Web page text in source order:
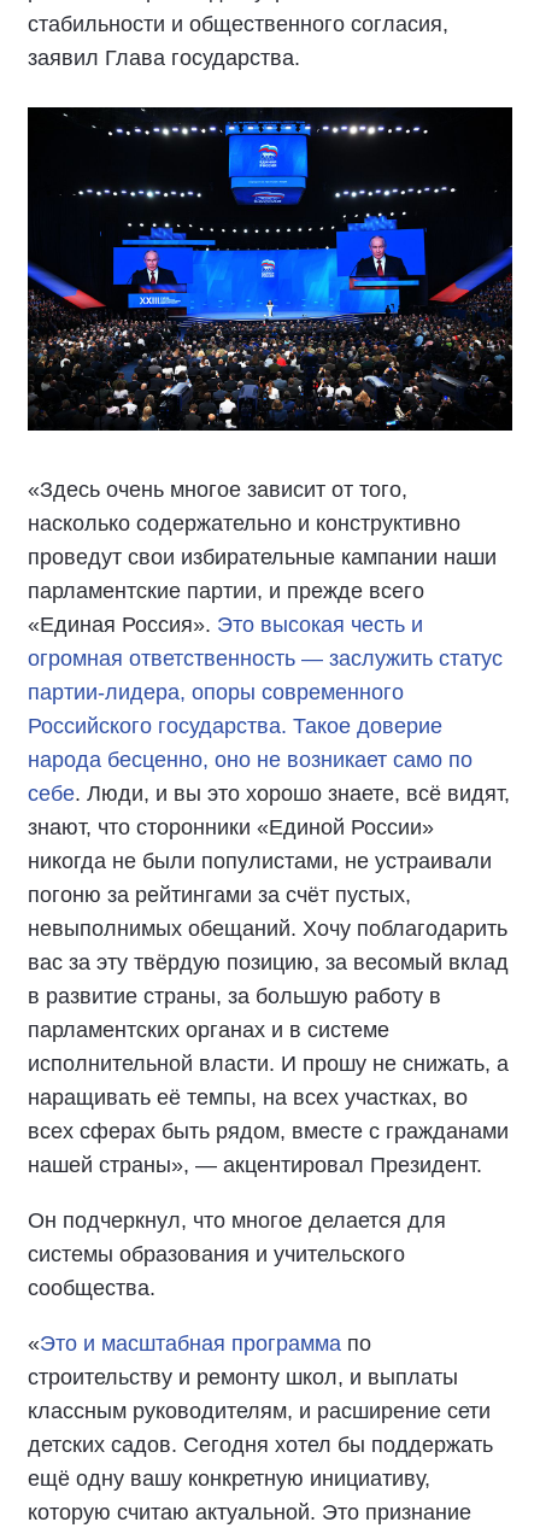
стабильности и общественного согласия,
заявил Глава государства.
«Здесь очень многое зависит от того,
насколько содержательно и конструктивно
проведут свои избирательные кампании наши
парламентские партии, и прежде всего
«Единая Россия». Это высокая честь и
огромная ответственность — заслужить статус
партии-лидера, опоры современного
Российского государства. Такое доверие
народа бесценно, оно не возникает само по
себе. Люди, и вы это хорошо знаете, всё видят,
знают, что сторонники «Единой России»
никогда не были популистами, не устраивали
погоню за рейтингами за счёт пустых,
невыполнимых обещаний. Хочу поблагодарить
вас за эту твёрдую позицию, за весомый вклад
в развитие страны, за большую работу в
парламентских органах и в системе
исполнительной власти. И прошу не снижать, а
наращивать её темпы, на всех участках, во
всех сферах быть рядом, вместе с гражданами
нашей страны», — акцентировал Президент.
Он подчеркнул, что многое делается для
системы образования и учительского
сообщества.
«Это и масштабная программа по
строительству и ремонту школ, и выплаты
классным руководителям, и расширение сети
детских садов. Сегодня хотел бы поддержать
ещё одну вашу конкретную инициативу,
которую считаю актуальной. Это признание